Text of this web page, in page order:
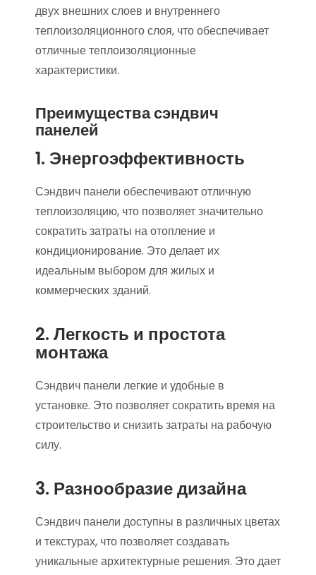
двух внешних слоев и внутреннего
теплоизоляционного слоя, что обеспечивает
отличные теплоизоляционные
характеристики.
Преимущества сэндвич
панелей
1. Энергоэффективность
Сэндвич панели обеспечивают отличную
теплоизоляцию, что позволяет значительно
сократить затраты на отопление и
кондиционирование. Это делает их
идеальным выбором для жилых и
коммерческих зданий.
2. Легкость и простота
монтажа
Сэндвич панели легкие и удобные в
установке. Это позволяет сократить время на
строительство и снизить затраты на рабочую
силу.
3. Разнообразие дизайна
Сэндвич панели доступны в различных цветах
и текстурах, что позволяет создавать
уникальные архитектурные решения. Это дает